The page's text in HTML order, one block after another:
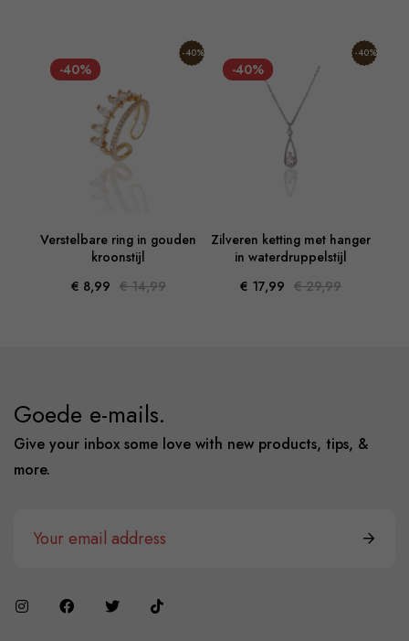
-40%
-40%
Verstelbare ring in gouden
kroonstijl
€ 8,99 € 14,99
-40%
-40%
Zilveren ketting met hanger
in waterdruppelstijl
€ 17,99 € 29,99
Goede e-mails.
Give your inbox some love with new products, tips, &
more.